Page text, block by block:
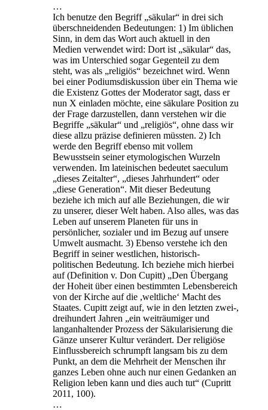
…
Ich benutze den Begriff „säkular“ in drei sich
überschneidenden Bedeutungen: 1) Im üblichen
Sinn, in dem das Wort auch aktuell in den
Medien verwendet wird: Dort ist „säkular“ das,
was im Unterschied sogar Gegenteil zu dem
steht, was als „religiös“ bezeichnet wird. Wenn
bei einer Podiumsdiskussion über ein Thema wie
die Existenz Gottes der Moderator sagt, dass er
nun X einladen möchte, eine säkulare Position zu
der Frage darzustellen, dann verstehen wir die
Begriffe „säkular“ und „religiös“, ohne dass wir
diese allzu präzise definieren müssten. 2) Ich
werde den Begriff ebenso mit vollem
Bewusstsein seiner etymologischen Wurzeln
verwenden. Im lateinischen bedeutet saeculum
„dieses Zeitalter“, „dieses Jahrhundert“ oder
„diese Generation“. Mit dieser Bedeutung
beziehe ich mich auf alle Beziehungen, die wir
zu unserer, dieser Welt haben. Also alles, was das
Leben auf unserem Planeten für uns in
persönlicher, sozialer und im Bezug auf unsere
Umwelt ausmacht. 3) Ebenso verstehe ich den
Begriff in seiner westlichen, historisch-
politischen Bedeutung. Ich beziehe mich hierbei
auf (Definition v. Don Cupitt) „Den Übergang
der Hoheit über einen bestimmten Lebensbereich
von der Kirche auf die ,weltliche‘ Macht des
Staates. Cupitt zeigt auf, wie in den letzten zwei-,
dreihundert Jahren „ein weiträumiger und
langanhaltender Prozess der Säkularisierung die
Gänze unserer Kultur verändert. Der religiöse
Einflussbereich schrumpft langsam bis zu dem
Punkt, an dem die Mehrheit der Menschen ihr
ganzes Leben ohne auch nur einen Gedanken an
Religion leben kann und dies auch tut“ (Cupritt
2011, 100).
…